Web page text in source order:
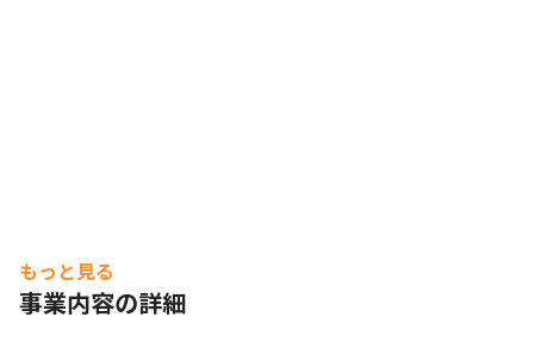
・GitHub：ソースレビューやバージョン管理
・Slack：コミュニケーションをとるためのチームのトー
もっと見る
事業内容の詳細